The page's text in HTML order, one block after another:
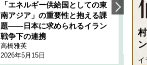
「エネルギー供給国としての東
南アジア」の重要性と抱える課
題――日本に求められるイラン
戦争下の連携
高橋雅英
2026年5月15日
韓
全
千々
2026
イ